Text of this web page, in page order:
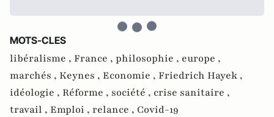
MOTS-CLES
libéralisme , France , philosophie , europe ,
marchés , Keynes , Economie , Friedrich Hayek ,
idéologie , Réforme , société , crise sanitaire ,
travail , Emploi , relance , Covid-19